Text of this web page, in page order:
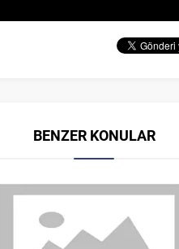
BENZER KONULAR